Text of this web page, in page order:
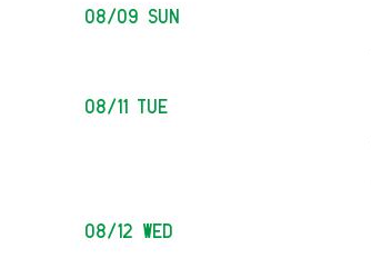
08/09 Sun
08/11 Tue
08/12 Wed